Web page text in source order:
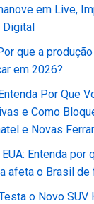
em Live,
Digital
que a
em 2026?
Por Que
e Como
e Novas
Entenda por
afeta o Brasil
o Novo SUV